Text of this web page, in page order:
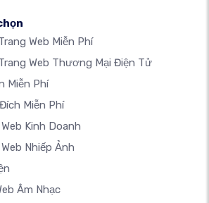
Web Miễn Phí
Web Thương Mại Điện Tử
Miễn Phí
Miễn Phí
Kinh Doanh
Nhiếp Ảnh
Âm Nhạc